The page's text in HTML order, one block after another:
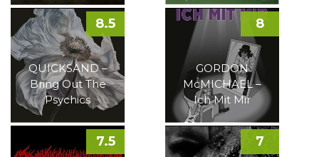
QUICKSAND –
Bring Out The
Psychics
8.5
GORDON
McMICHAEL –
Ich Mit Mir
8
7.5 7